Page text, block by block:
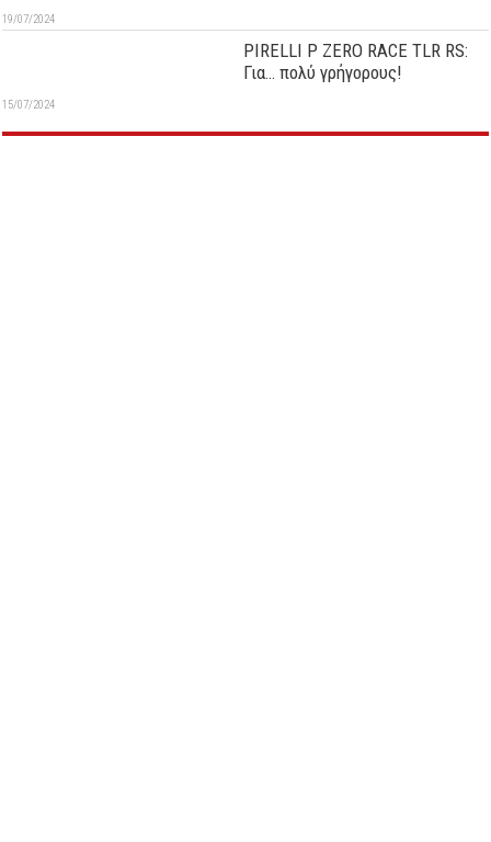
19/07/2024
PIRELLI P ZERO RACE TLR RS:
Για… πολύ γρήγορους!
15/07/2024